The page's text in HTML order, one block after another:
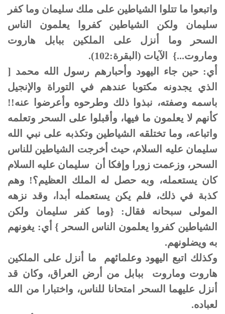
واتبعوا ما تتلوا الشياطين على ملك سليمان وما كفر
سليمان ولكن الشياطين كفروا يعلمون الناس
السحر وما أنزل على الملكين ببابل هاروت
وماروت...} الآيات (البقرة:102).
أي: حين جاء اليهود وأحبارهم رسول الله محمد [
الذي يجدونه مكتوبا عندهم في التوراة والإنجيل
باسمه وصفته، نبذوا ذلك وطرحوه وأعرضوا عنه!!
كأنهم لا يعلمون ما فيها، وأقبلوا على السحر وتعلمه
واتباعه، وما تختلقه الشياطين وتكذبه على نبي الله
سليمان عليه السلام، حيث أخرجت الشياطين للناس
السحر، وزعمت زورا وإفكا أن سليمان عليه السلام
كان يستعمله، وبه حصل له الملك العظيم؟! وهم
كذبة في ذلك، فلم يكن يستعمله أبدا، وقد نزهه
المولى سبحانه فقال: {وما كفر سليمان ولكن
الشياطين كفروا يعلمون الناس السحر } أي: يغونهم
به ويضلونهم.
وكذلك اتبع اليهود وعلمائهم ما أنزل على الملكين
هاروت وماروت ببابل من أرض العراق، وكان قد
أنزل عليهما السحر امتحانا للناس، واختبارا من الله
لعباده.